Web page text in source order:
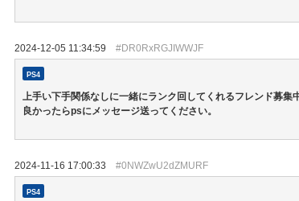
2024-12-05 11:34:59 #DR0RxRGJIWWJF
PS4
上手い下手関係なしに一緒にランク回してくれるフレンド募集
良かったらpsにメッセージ送ってください。
2024-11-16 17:00:33 #0NWZwU2dZMURF
PS4